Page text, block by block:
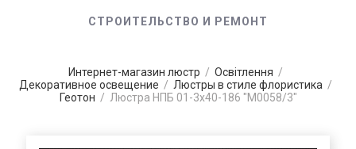
СТРОИТЕЛЬСТВО И РЕМОНТ
Интернет-магазин люстр / Освітлення /
Декоративное освещение / Люстры в стиле флористика /
Геотон / Люстра НПБ 01-3х40-186 "М0058/3"